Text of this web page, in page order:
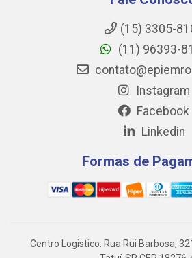
(15) 3305-
(11) 96393-
Instagram
Facebook
Linkedin
Formas de
Centro Logistico: Rua Rui Barbosa,